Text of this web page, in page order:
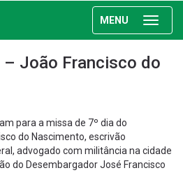
MENU
– João Francisco do
para a missa de 7º dia do
do Nascimento, escrivão
advogado com militância na cidade
do Desembargador José Francisco